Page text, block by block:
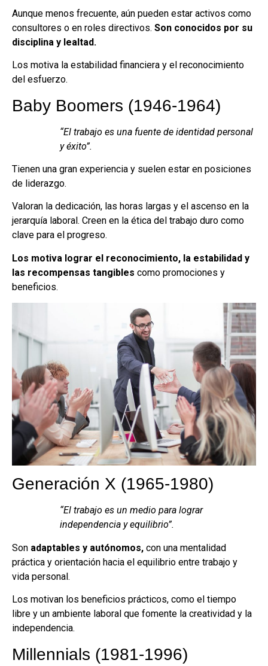
Aunque menos frecuente, aún pueden estar activos como
consultores o en roles directivos. Son conocidos por su
disciplina y lealtad.
Los motiva la estabilidad financiera y el reconocimiento
del esfuerzo.
Baby Boomers (1946-1964)
“El trabajo es una fuente de identidad personal
y éxito”.
Tienen una gran experiencia y suelen estar en posiciones
de liderazgo.
Valoran la dedicación, las horas largas y el ascenso en la
jerarquía laboral. Creen en la ética del trabajo duro como
clave para el progreso.
Los motiva lograr el reconocimiento, la estabilidad y
las recompensas tangibles como promociones y
beneficios.
Generación X (1965-1980)
“El trabajo es un medio para lograr
independencia y equilibrio”.
Son adaptables y autónomos, con una mentalidad
práctica y orientación hacia el equilibrio entre trabajo y
vida personal.
Los motivan los beneficios prácticos, como el tiempo
libre y un ambiente laboral que fomente la creatividad y la
independencia.
Millennials (1981-1996)